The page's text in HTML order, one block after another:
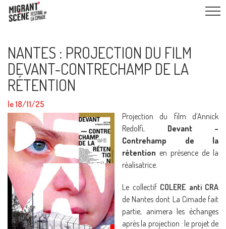
NANTES : PROJECTION DU FILM
DEVANT-CONTRECHAMP DE LA
RÉTENTION
le 18/11/25
Projection du film d’Annick
Redolfi, Devant –
Contrehamp de la
rétention en présence de la
réalisatrice.
Le collectif COLERE anti CRA
de Nantes dont La Cimade fait
partie, animera les échanges
après la projection : le projet de